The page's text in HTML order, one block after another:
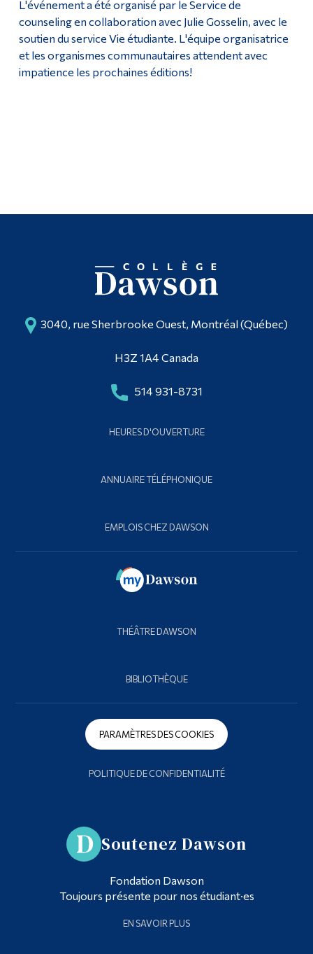
L'événement a été organisé par le Service de
counseling en collaboration avec Julie Gosselin, avec le
soutien du service Vie étudiante. L'équipe organisatrice
et les organismes communautaires attendent avec
impatience les prochaines éditions!
3040, rue Sherbrooke Ouest, Montréal (Québec)
H3Z 1A4 Canada
514 931-8731
HEURES D'OUVERTURE
ANNUAIRE TÉLÉPHONIQUE
EMPLOIS CHEZ DAWSON
THÉÂTRE DAWSON
BIBLIOTHÈQUE
PARAMÈTRES DES COOKIES
POLITIQUE DE CONFIDENTIALITÉ
Soutenez Dawson
Fondation Dawson
Toujours présente pour nos étudiant·es
EN SAVOIR PLUS